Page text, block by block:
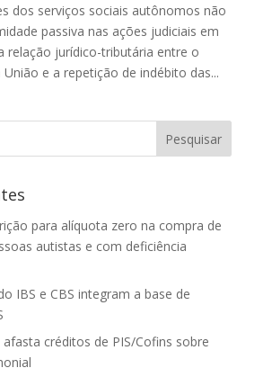
dos serviços sociais autônomos não
passiva nas ações judiciais em
relação jurídico-tributária entre o
e a repetição de indébito das...
para alíquota zero na compra de
autistas e com deficiência
IBS e CBS integram a base de
afasta créditos de PIS/Cofins sobre